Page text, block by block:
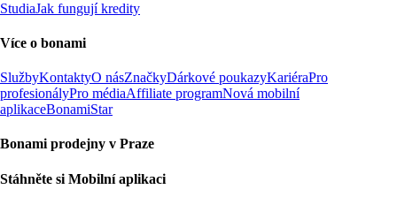
StudiaJak fungují kredity
Více o bonami
SlužbyKontaktyO násZnačkyDárkové poukazyKariéraPro
profesionályPro médiaAffiliate programNová mobilní
aplikaceBonamiStar
Bonami prodejny v Praze
Stáhněte si Mobilní aplikaci